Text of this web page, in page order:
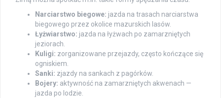
Narciarstwo biegowe: jazda na trasach narciarstwa
biegowego przez okolice mazurskich lasów.
Łyżwiarstwo: jazda na łyżwach po zamarzniętych
jeziorach.
Kuligi: zorganizowane przejazdy, często kończące się
ogniskiem.
Sanki: zjazdy na sankach z pagórków.
Bojery: aktywność na zamarzniętych akwenach —
jazda po lodzie.